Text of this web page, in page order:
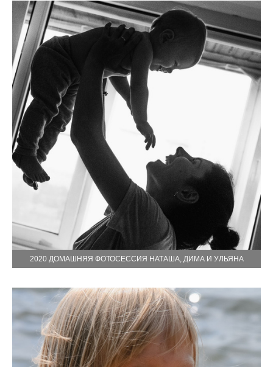
2020 ДОМАШНЯЯ ФОТОСЕССИЯ НАТАША, ДИМА И УЛЬЯНА